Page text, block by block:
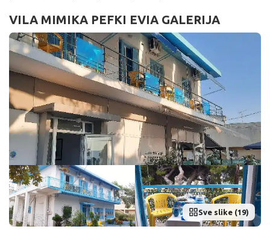
VILA MIMIKA PEFKI EVIA GALERIJA
Sve slike (19)